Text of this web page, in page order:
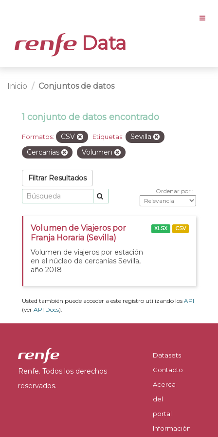
Data
Inicio Conjuntos de datos
1 conjunto de datos encontrado
Formatos: CSV Etiquetas:
Sevilla
Cercanias
Volumen
Filtrar Resultados
Ordenar por
Volumen de Viajeros por
Franja Horaria (Sevilla)
Volumen de viajeros por estación
en el núcleo de cercanías Sevilla,
año 2018
XLSX CSV
Usted también puede acceder a este registro utilizando los API
(ver API Docs).
Renfe. Todos los derechos
reservados.
Datasets
Contacto
Acerca
del
portal
Información